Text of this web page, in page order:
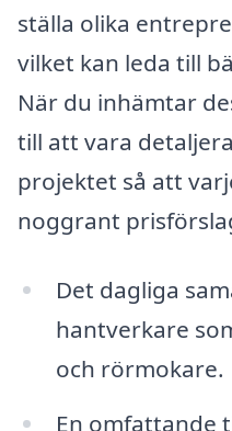
ställa olika
vilket kan leda till
När du inhämtar
till att vara
projektet så att
noggrant
Det dagliga
hantverkare
och rörmokare.
En omfattande